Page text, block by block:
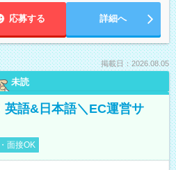
応募する 詳細へ
掲載日：2026.08.05
未読
英語&日本語＼EC運営サ
面接OK